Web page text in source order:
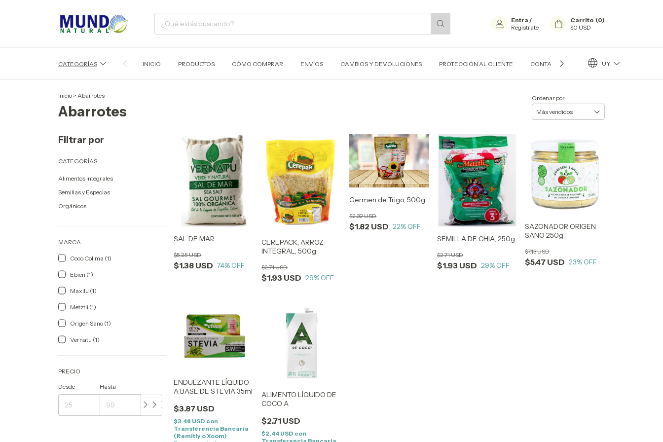
Entra /
Regístrate
Carrito (0)
$0 USD
CATEGORÍAS INICIO PRODUCTOS CÓMO COMPRAR ENVÍOS CAMBIOS Y DEVOLUCIONES PROTECCIÓN AL CLIENTE CONTACTO BLOG UY
Inicio > Abarrotes
Abarrotes
Ordenar por
Filtrar por
CATEGORÍAS
Alimentos Integrales
Semillas y Especias
Orgánicos
MARCA
Coco Colima (1)
Ebien (1)
Maxilu (1)
Metztli (1)
Origen Sano (1)
Vernatu (1)
PRECIO
Desde Hasta
SAL DE MAR
$1.38 USD
$5.25 USD
74% OFF
CEREPACK, ARROZ
INTEGRAL, 500g
$1.93 USD
$2.71 USD
29% OFF
Germen de Trigo, 500g
$1.82 USD
$2.32 USD
22% OFF
SEMILLA DE CHIA, 250g
$1.93 USD
$2.71 USD
29% OFF
SAZONADOR ORIGEN
SANO 250g
$5.47 USD
$7.13 USD
23% OFF
ENDULZANTE LÍQUIDO
A BASE DE STEVIA 35ml
$3.87 USD
$3.48 USD con
Transferencia Bancaria
(Remitly o Xoom)
ALIMENTO LÍQUIDO DE
COCO A
$2.71 USD
$2.44 USD con